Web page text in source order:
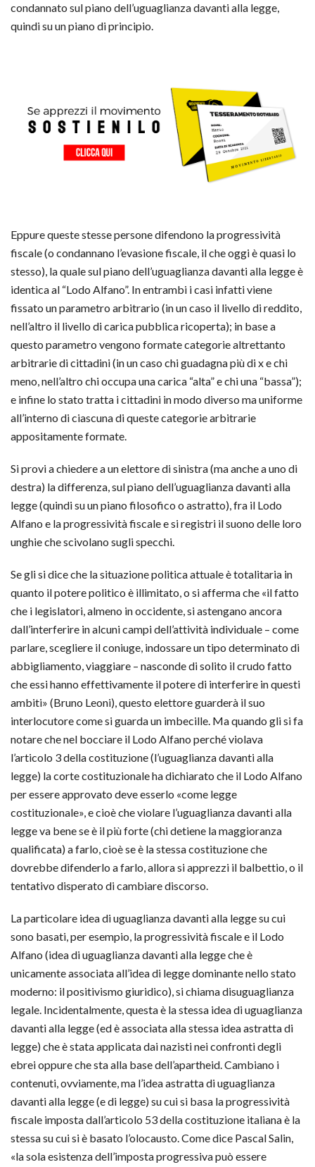
condannato sul piano dell’uguaglianza davanti alla legge,
quindi su un piano di principio.
Eppure queste stesse persone difendono la progressività
fiscale (o condannano l’evasione fiscale, il che oggi è quasi lo
stesso), la quale sul piano dell’uguaglianza davanti alla legge è
identica al “Lodo Alfano”. In entrambi i casi infatti viene
fissato un parametro arbitrario (in un caso il livello di reddito,
nell’altro il livello di carica pubblica ricoperta); in base a
questo parametro vengono formate categorie altrettanto
arbitrarie di cittadini (in un caso chi guadagna più di x e chi
meno, nell’altro chi occupa una carica “alta” e chi una “bassa”);
e infine lo stato tratta i cittadini in modo diverso ma uniforme
all’interno di ciascuna di queste categorie arbitrarie
appositamente formate.
Si provi a chiedere a un elettore di sinistra (ma anche a uno di
destra) la differenza, sul piano dell’uguaglianza davanti alla
legge (quindi su un piano filosofico o astratto), fra il Lodo
Alfano e la progressività fiscale e si registri il suono delle loro
unghie che scivolano sugli specchi.
Se gli si dice che la situazione politica attuale è totalitaria in
quanto il potere politico è illimitato, o si afferma che «il fatto
che i legislatori, almeno in occidente, si astengano ancora
dall’interferire in alcuni campi dell’attività individuale – come
parlare, scegliere il coniuge, indossare un tipo determinato di
abbigliamento, viaggiare – nasconde di solito il crudo fatto
che essi hanno effettivamente il potere di interferire in questi
ambiti» (Bruno Leoni), questo elettore guarderà il suo
interlocutore come si guarda un imbecille. Ma quando gli si fa
notare che nel bocciare il Lodo Alfano perché violava
l’articolo 3 della costituzione (l’uguaglianza davanti alla
legge) la corte costituzionale ha dichiarato che il Lodo Alfano
per essere approvato deve esserlo «come legge
costituzionale», e cioè che violare l’uguaglianza davanti alla
legge va bene se è il più forte (chi detiene la maggioranza
qualificata) a farlo, cioè se è la stessa costituzione che
dovrebbe difenderlo a farlo, allora si apprezzi il balbettio, o il
tentativo disperato di cambiare discorso.
La particolare idea di uguaglianza davanti alla legge su cui
sono basati, per esempio, la progressività fiscale e il Lodo
Alfano (idea di uguaglianza davanti alla legge che è
unicamente associata all’idea di legge dominante nello stato
moderno: il positivismo giuridico), si chiama disuguaglianza
legale. Incidentalmente, questa è la stessa idea di uguaglianza
davanti alla legge (ed è associata alla stessa idea astratta di
legge) che è stata applicata dai nazisti nei confronti degli
ebrei oppure che sta alla base dell’apartheid. Cambiano i
contenuti, ovviamente, ma l’idea astratta di uguaglianza
davanti alla legge (e di legge) su cui si basa la progressività
fiscale imposta dall’articolo 53 della costituzione italiana è la
stessa su cui si è basato l’olocausto. Come dice Pascal Salin,
«la sola esistenza dell’imposta progressiva può essere